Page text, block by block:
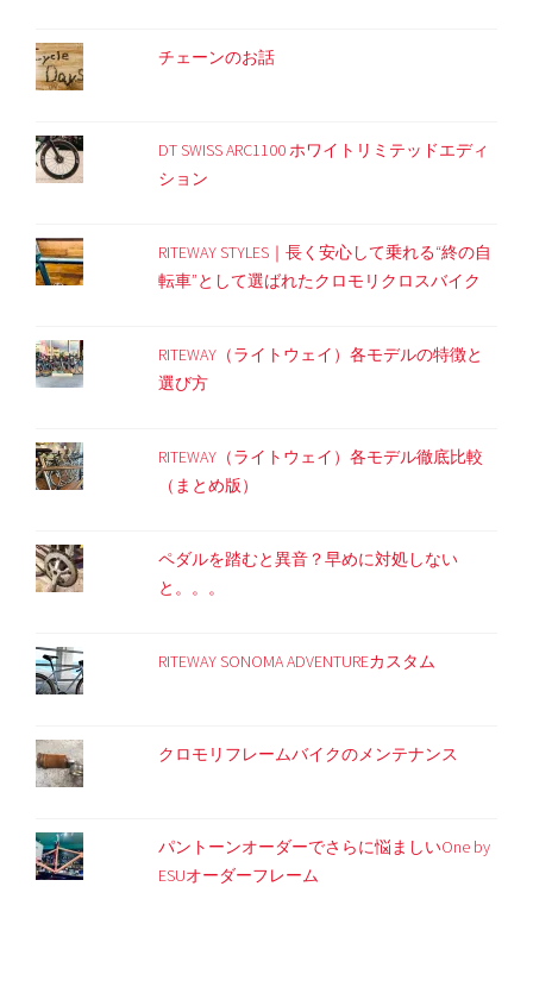
チェーンのお話
DT SWISS ARC1100 ホワイトリミテッドエディ
ション
RITEWAY STYLES｜長く安心して乗れる“終の自
転車”として選ばれたクロモリクロスバイク
RITEWAY（ライトウェイ）各モデルの特徴と
選び方
RITEWAY（ライトウェイ）各モデル徹底比較
（まとめ版）
ペダルを踏むと異音？早めに対処しない
と。。。
RITEWAY SONOMA ADVENTUREカスタム
クロモリフレームバイクのメンテナンス
パントーンオーダーでさらに悩ましいOne by
ESUオーダーフレーム